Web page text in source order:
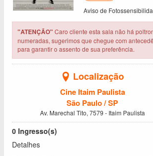
Aviso de
"ATENÇÃO" Caro cliente esta sala não há
numeradas, sugerimos que chegue com
para garantir o assento de sua preferência.
Localização
Cine Itaim Paulista
São Paulo / SP
Av. Marechal Tito, 7579 - Itaim Paulista
0Ingresso(s)
Detalhes